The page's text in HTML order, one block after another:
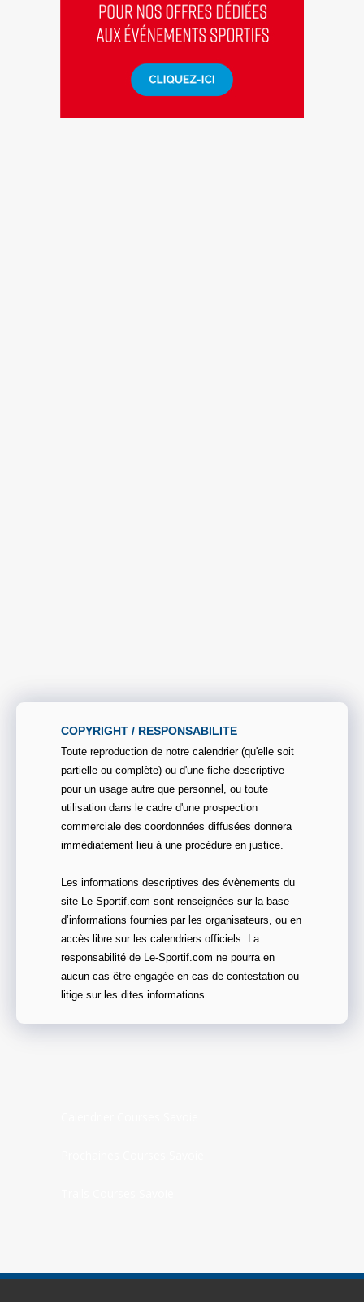
COPYRIGHT / RESPONSABILITE
Toute reproduction de notre calendrier (qu'elle soit
partielle ou complète) ou d'une fiche descriptive
pour un usage autre que personnel, ou toute
utilisation dans le cadre d'une prospection
commerciale des coordonnées diffusées donnera
immédiatement lieu à une procédure en justice.
Les informations descriptives des évènements du
site Le-Sportif.com sont renseignées sur la base
d’informations fournies par les organisateurs, ou en
accès libre sur les calendriers officiels. La
responsabilité de Le-Sportif.com ne pourra en
aucun cas être engagée en cas de contestation ou
litige sur les dites informations.